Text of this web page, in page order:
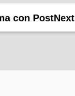
con PostNext